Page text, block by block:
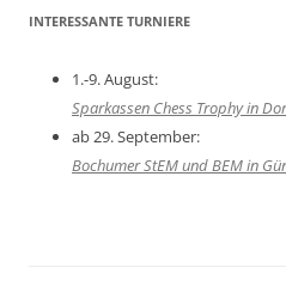
INTERESSANTE TURNIERE
1.-9. August:
Sparkassen Chess Trophy in
ab 29. September:
Bochumer StEM und BEM in